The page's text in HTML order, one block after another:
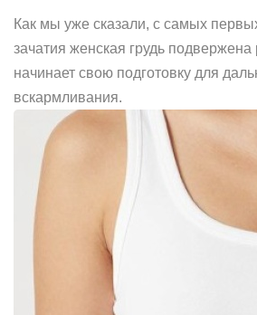
Как мы уже сказали, с самых
зачатия женская грудь
начинает свою подготовку для
вскармливания.